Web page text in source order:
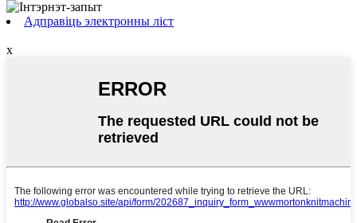
Адправіць электронны ліст
x